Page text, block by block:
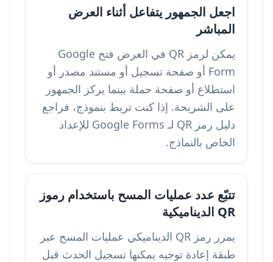
اجعل الجمهور يتفاعل أثناء العرض
المباشر
يمكن لرمز QR في العرض فتح Google
Form أو صفحة تسجيل أو مستند مصدر أو
استطلاع أو صفحة حملة بينما يركز الجمهور
على الشريحة. إذا كنت تربط بنموذج، فراجع
دليل رمز QR لـ Google Forms
للإعداد
الخاص بالنماذج.
تتبّع عدد عمليات المسح باستخدام رموز
QR الديناميكية
يمرر رمز QR الديناميكي عمليات المسح عبر
طبقة إعادة توجيه يمكنها تسجيل الحدث قبل